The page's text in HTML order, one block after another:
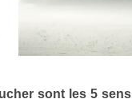
sont les 5 sens